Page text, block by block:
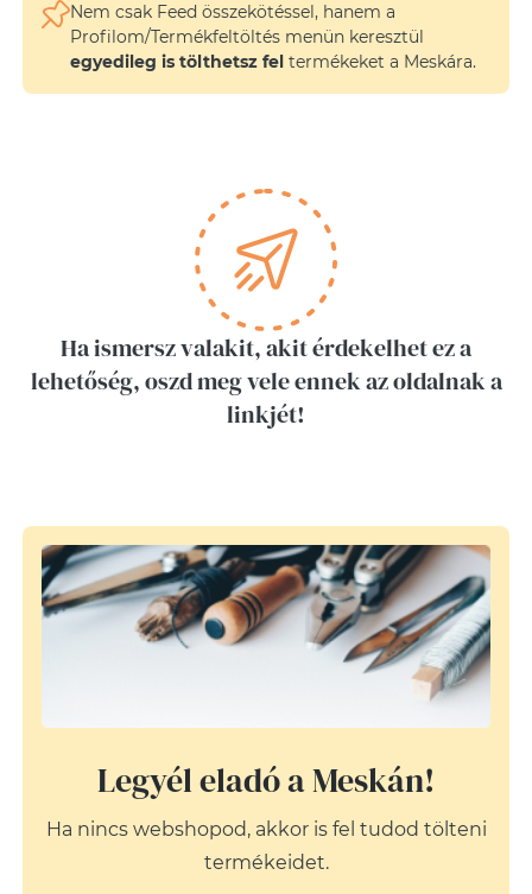
Nem csak Feed összekötéssel, hanem a
Profilom/Termékfeltöltés menün keresztül
egyedileg is tölthetsz fel termékeket a Meskára.
Ha ismersz valakit, akit érdekelhet ez a
lehetőség, oszd meg vele ennek az oldalnak a
linkjét!
Legyél eladó a Meskán!
Ha nincs webshopod, akkor is fel tudod tölteni
termékeidet.